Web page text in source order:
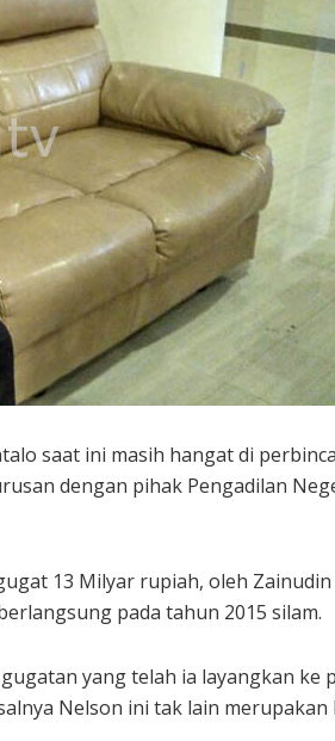
saat ini masih hangat di
dengan pihak Pengadilan
13 Milyar rupiah, oleh
pada tahun 2015 silam.
yang telah ia layangkan ke
Nelson ini tak lain merupakan